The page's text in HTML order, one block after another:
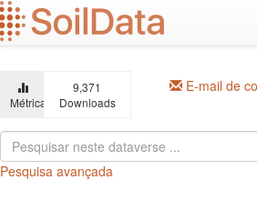
Ir
para
o
principal
Métricas
9,371
Downloads
E-mail de
Pesquisa avançada